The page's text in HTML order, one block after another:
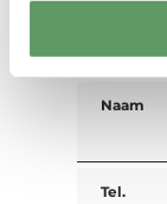
Naam
Tel.